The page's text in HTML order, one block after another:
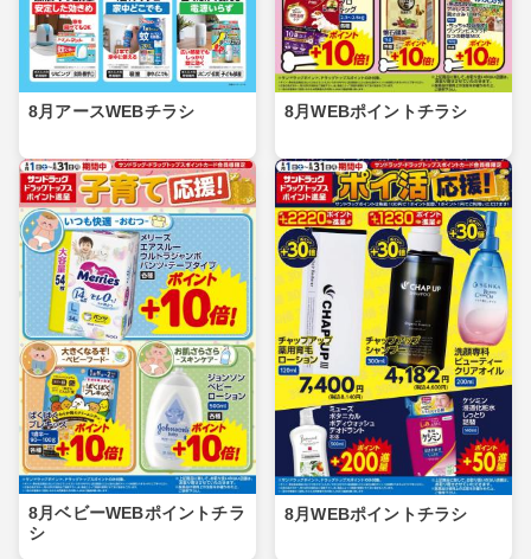
8月アースWEBチラシ 8月WEBポイントチラシ
8月ベビーWEBポイントチラ
シ
8月WEBポイントチラシ